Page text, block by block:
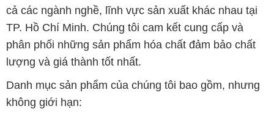
cả các ngành nghề, lĩnh vực sản xuất khác nhau tại
TP. Hồ Chí Minh. Chúng tôi cam kết cung cấp và
phân phối những sản phẩm hóa chất đảm bảo chất
lượng và giá thành tốt nhất.
Danh mục sản phẩm của chúng tôi bao gồm, nhưng
không giới hạn: